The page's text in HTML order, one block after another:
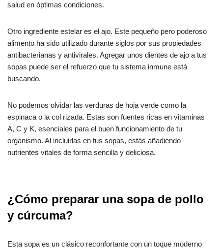
salud en óptimas condiciones.
Otro ingrediente estelar es el ajo. Este pequeño pero poderoso
alimento ha sido utilizado durante siglos por sus propiedades
antibacterianas y antivirales. Agregar unos dientes de ajo a tus
sopas puede ser el refuerzo que tu sistema inmune está
buscando.
No podemos olvidar las verduras de hoja verde como la
espinaca o la col rizada. Estas son fuentes ricas en vitaminas
A, C y K, esenciales para el buen funcionamiento de tu
organismo. Al incluirlas en tus sopas, estás añadiendo
nutrientes vitales de forma sencilla y deliciosa.
¿Cómo preparar una sopa de pollo
y cúrcuma?
Esta sopa es un clásico reconfortante con un toque moderno